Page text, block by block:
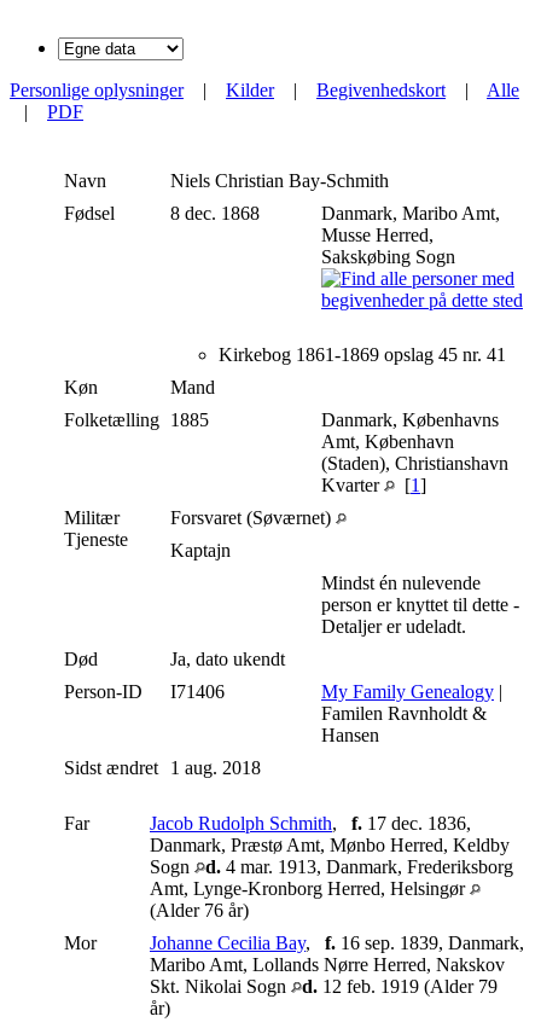
Personlige oplysninger| Kilder| Begivenhedskort | Alle
| PDF
Navn Niels Christian Bay-Schmith
Fødsel
8 dec. 1868
Danmark, Maribo Amt,
Musse Herred,
Sakskøbing Sogn
Kirkebog 1861-1869 opslag 45 nr. 41
Køn
Mand
Folketælling 1885
Danmark, Københavns
Amt, København
(Staden), Christianshavn
Kvarter
[1]
Militær
Tjeneste
Forsvaret (Søværnet)
Kaptajn
Mindst én nulevende
person er knyttet til dette -
Detaljer er udeladt.
Død
Ja, dato ukendt
Person-ID
I71406 My Family Genealogy |
Familen Ravnholdt &
Hansen
Sidst ændret
1 aug. 2018
Far Jacob Rudolph Schmith, f. 17 dec. 1836,
Danmark, Præstø Amt, Mønbo Herred, Keldby
Sogn
d. 4 mar. 1913, Danmark, Frederiksborg
Amt, Lynge-Kronborg Herred, Helsingør
(Alder 76 år)
Mor
Johanne Cecilia Bay, f. 16 sep. 1839, Danmark,
Maribo Amt, Lollands Nørre Herred, Nakskov
Skt. Nikolai Sogn
d. 12 feb. 1919 (Alder 79
år)